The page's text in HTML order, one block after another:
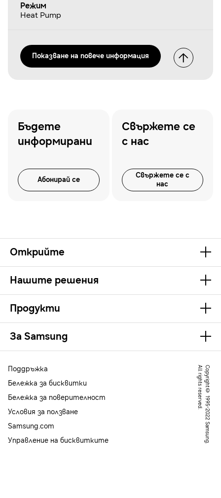
Режим
Heat Pump
Показванe на повече информация
Бъдете
информирани
Абонирай се
Свържете се
с нас
Свържете се с
нас
Открийте
Нашите решения
Продукти
За Samsung
C
o
p
y
r
ig
h
t
©
1
9
9
5
-
2
0
2
2
S
a
m
s
u
n
g
.
A
l
l
r
ig
h
t
s
r
e
s
e
r
v
e
d
.
Поддръжка
Бележка за бисквитки
Бележка за поверителност
Условия за ползване
Samsung.com
Управление на бисквитките